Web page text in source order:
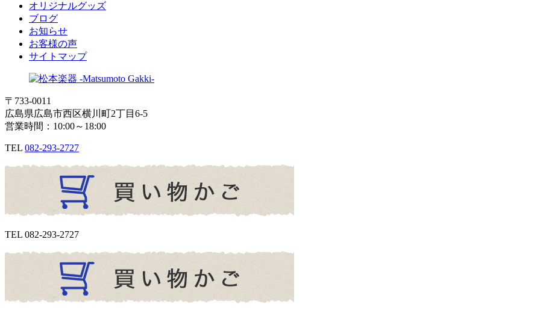
オリジナルグッズ
ブログ
お知らせ
お客様の声
サイトマップ
〒733-0011
広島県広島市西区横川町2丁目6-5
営業時間：10:00～18:00
TEL 082-293-2727
TEL 082-293-2727